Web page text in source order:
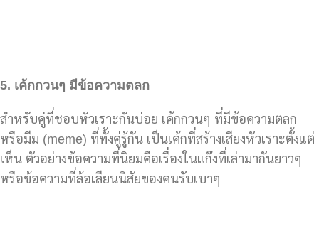
5. เค้กกวนๆ มีข้อความตลก
สำหรับคู่ที่ชอบหัวเราะกันบ่อย เค้กกวนๆ ที่มีข้อความตลก
หรือมีม (meme) ที่ทั้งคู่รู้กัน เป็นเค้กที่สร้างเสียงหัวเราะตั้งแต่
เห็น ตัวอย่างข้อความที่นิยมคือเรื่องในแก๊งที่เล่ามากันยาวๆ
หรือข้อความที่ล้อเลียนนิสัยของคนรับเบาๆ